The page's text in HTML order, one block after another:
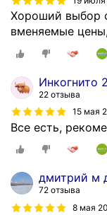
Хороший выбор
вменяемые
Инкогнито
22 отзыва
15 мая
Все есть,
дмитрий м
72 отзыва
8 мая